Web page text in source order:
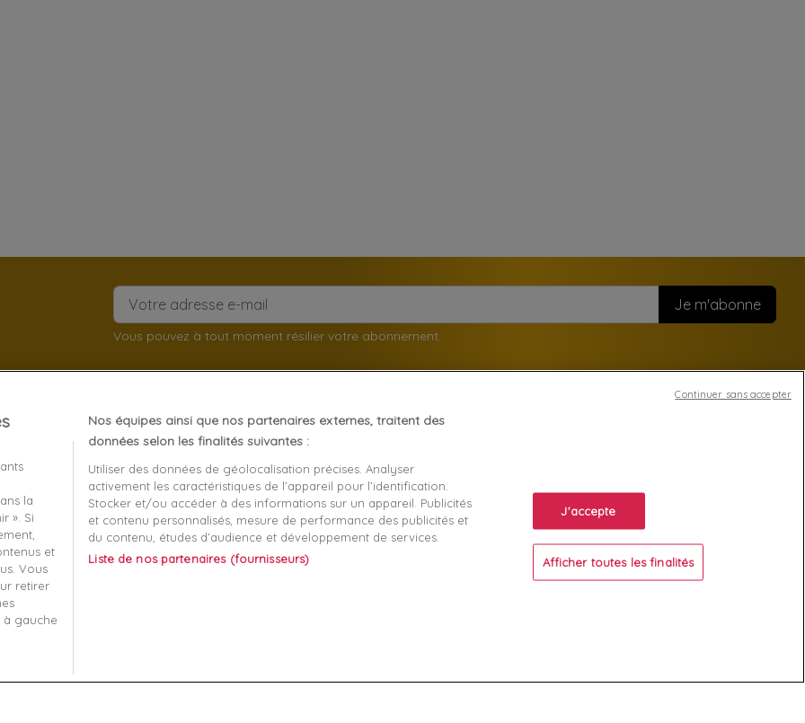
Vous pouvez à tout moment résilier votre abonnement.
remboursement
commande
À propos
Mentions légales
Conditions générales de vente
Qui sommes nous?
Informatique et liberté
Connexion
Créez votre compte
la
». Si
et
Vous
retirer
à gauche
Nos équipes ainsi que nos partenaires externes, traitent des
données selon les finalités suivantes :
Utiliser des données de géolocalisation précises. Analyser
activement les caractéristiques de l’appareil pour l’identification.
Stocker et/ou accéder à des informations sur un appareil. Publicités
et contenu personnalisés, mesure de performance des publicités et
du contenu, études d’audience et développement de services.
Liste de nos partenaires (fournisseurs)
J'accepte
Afficher toutes les finalités
Continuer sans accepter